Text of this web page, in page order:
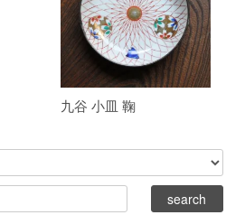
九谷 小皿 鞠